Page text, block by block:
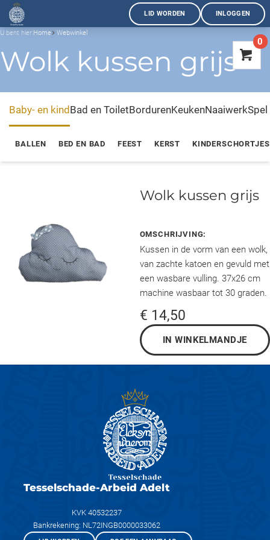
LID WORDEN INLOGGEN
U bent hier:Home Webwinkel
Wolk kussen grijs
0
Baby- en kindBad en ToiletBordurenKeukenNaaiwerk
BALLEN BED EN BAD FEEST KERST KINDERSCHORTJES
Wolk kussen grijs
OMSCHRIJVING:
Kussen in de vorm van een wolk,
van zachte katoen en gevuld met
een wasbare vulling. 37x26 cm
machine wasbaar tot 30 graden.
€ 14,50
Tesselschade-Arbeid Adelt
KVK 40532237
Bankrekening: NL72INGB0000033062